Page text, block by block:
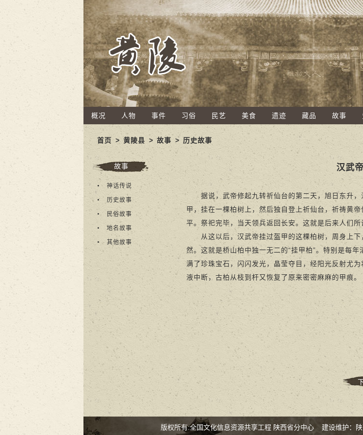
概况 人物 事件 习俗 民艺 美食 遗迹 藏品 故事
首页 >黄陵县 > 故事 > 历史故事
故事
神话传说
历史故事
民俗故事
地名故事
其他故事
汉武
据说，武帝修起九转祈仙台的第二天，旭日东升，
甲，挂在一棵柏树上，然后独自登上祈仙台，祈祷黄
平。祭祀完毕，当天领兵返回长安。这就是后来人们所
从这以后，汉武帝挂过盔甲的这棵柏树，周身上下
然。这就是桥山柏中独一无二的“挂甲柏”。特别是每
满了珍珠宝石，闪闪发光，晶莹夺目，经阳光反射尤
液中断，古柏从枝到杆又恢复了原来密密麻麻的甲痕。
版权所有:全国文化信息资源共享工程 陕西省分中心 建设维护：